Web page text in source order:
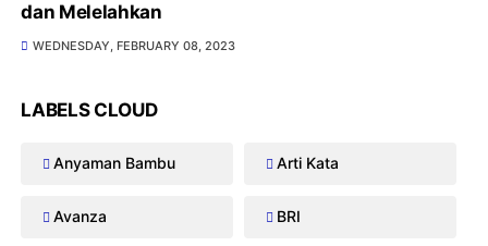
dan Melelahkan
WEDNESDAY, FEBRUARY 08, 2023
LABELS CLOUD
Anyaman Bambu Arti Kata
Avanza BRI